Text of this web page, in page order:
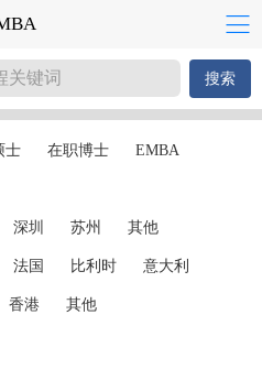
关键词 搜索
士 在职博士 EMBA
深圳 苏州 其他
法国 比利时 意大利
香港 其他